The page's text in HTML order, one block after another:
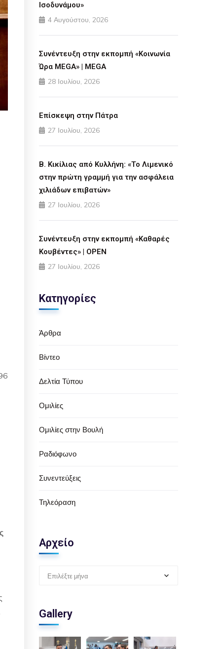
Ισοδυνάμου»
4 Αυγούστου, 2026
Συνέντευξη στην εκπομπή «Κοινωνία
Ώρα MEGA» | MEGA
28 Ιουλίου, 2026
Επίσκεψη στην Πάτρα
27 Ιουλίου, 2026
Β. Κικίλιας από Κυλλήνη: «Το Λιμενικό
στην πρώτη γραμμή για την ασφάλεια
χιλιάδων επιβατών»
27 Ιουλίου, 2026
Συνέντευξη στην εκπομπή «Καθαρές
Κουβέντες» | OPEN
27 Ιουλίου, 2026
Κατηγορίες
Άρθρα
Βίντεο
Δελτία Τύπου
Ομιλίες
Ομιλίες στην Βουλή
Ραδιόφωνο
Συνεντεύξεις
Τηλεόραση
Αρχείο
Επιλέξτε μήνα
Gallery